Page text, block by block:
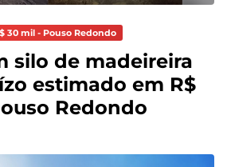
30 mil - Pouso Redondo
silo de madeireira
estimado em R$
Redondo